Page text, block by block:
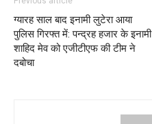
ग्यारह साल बाद इनामी लुटेरा आया
पुलिस गिरफ्त में: पन्द्रह हजार के इनामी
शाहिद मेव को एजीटीएफ की टीम ने
दबोचा